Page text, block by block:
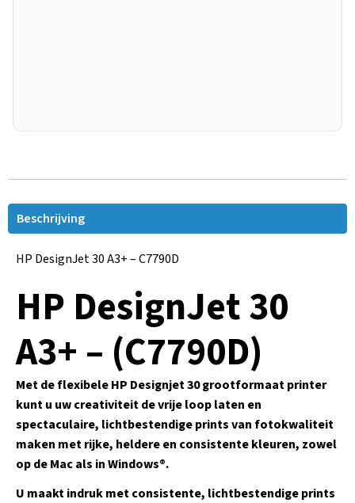
Beschrijving
HP DesignJet 30 A3+ – C7790D
HP DesignJet 30
A3+ – (C7790D)
Met de flexibele HP Designjet 30 grootformaat printer
kunt u uw creativiteit de vrije loop laten en
spectaculaire, lichtbestendige prints van fotokwaliteit
maken met rijke, heldere en consistente kleuren, zowel
op de Mac als in Windows®.
U maakt indruk met consistente, lichtbestendige prints